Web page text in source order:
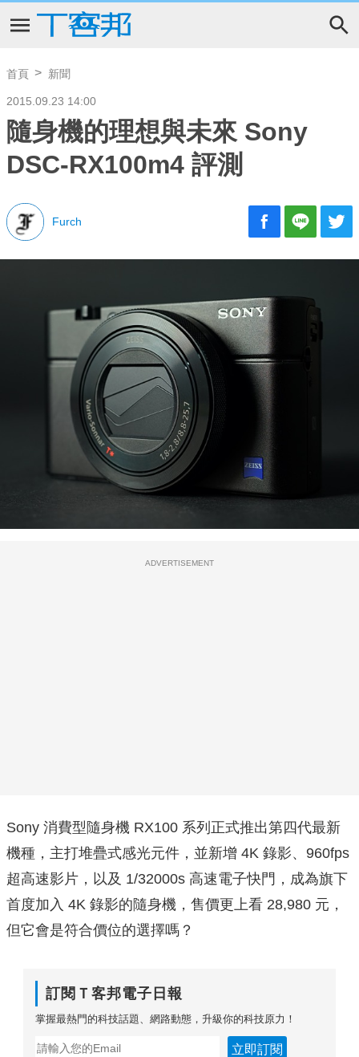
首頁 新聞
2015.09.23 14:00
隨身機的理想與未來 Sony
DSC-RX100m4 評測
Furch
ADVERTISEMENT
Sony 消費型隨身機 RX100 系列正式推出第四代最新
機種，主打堆疊式感光元件，並新增 4K 錄影、960fps
超高速影片，以及 1/32000s 高速電子快門，成為旗下
首度加入 4K 錄影的隨身機，售價更上看 28,980 元，
但它會是符合價位的選擇嗎？
訂閱Ｔ客邦電子日報
掌握最熱門的科技話題、網路動態，升級你的科技原力！
立即訂閱